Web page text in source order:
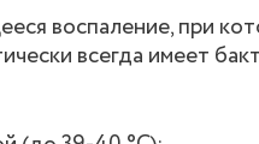
воспаление, при
всегда имеет